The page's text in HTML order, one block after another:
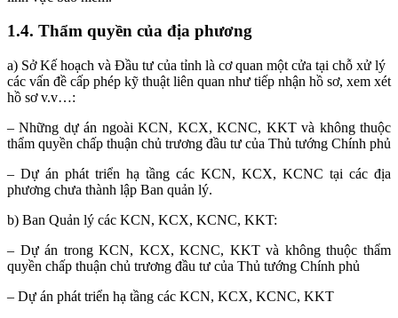
1.4. Thẩm quyền của địa phương
a) Sở Kế hoạch và Đầu tư của tỉnh là cơ quan một cửa tại chỗ xử lý
các vấn đề cấp phép kỹ thuật liên quan như tiếp nhận hồ sơ, xem xét
hồ sơ v.v…:
– Những dự án ngoài KCN, KCX, KCNC, KKT và không thuộc
thẩm quyền chấp thuận chủ trương đầu tư của Thủ tướng Chính phủ
– Dự án phát triển hạ tầng các KCN, KCX, KCNC tại các địa
phương chưa thành lập Ban quản lý.
b) Ban Quản lý các KCN, KCX, KCNC, KKT:
– Dự án trong KCN, KCX, KCNC, KKT và không thuộc thẩm
quyền chấp thuận chủ trương đầu tư của Thủ tướng Chính phủ
– Dự án phát triển hạ tầng các KCN, KCX, KCNC, KKT